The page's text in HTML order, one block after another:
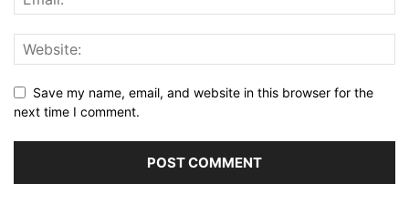
Save my name, email, and website in this browser for the
next time I comment.